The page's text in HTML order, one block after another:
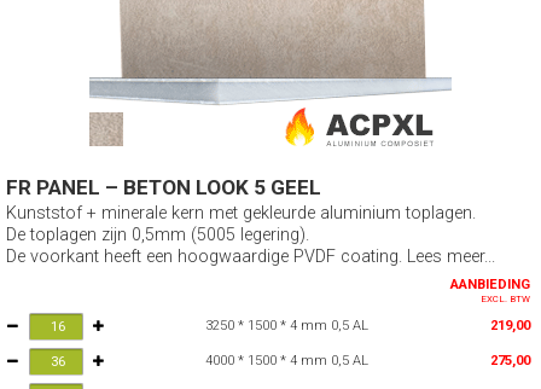
FR PANEL – BETON LOOK 5 GEEL
Kunststof + minerale kern met gekleurde aluminium toplagen.
De toplagen zijn 0,5mm (5005 legering).
De voorkant heeft een hoogwaardige PVDF coating. Lees meer...
AANBIEDING
EXCL. BTW
3250 * 1500 * 4 mm 0,5 AL 219,00
4000 * 1500 * 4 mm 0,5 AL 275,00